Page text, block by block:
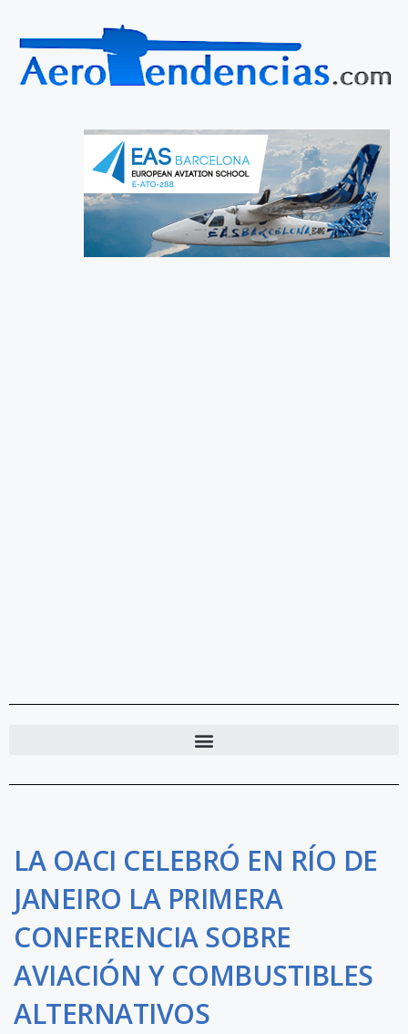
LA OACI CELEBRÓ EN RÍO DE
JANEIRO LA PRIMERA
CONFERENCIA SOBRE
AVIACIÓN Y COMBUSTIBLES
ALTERNATIVOS